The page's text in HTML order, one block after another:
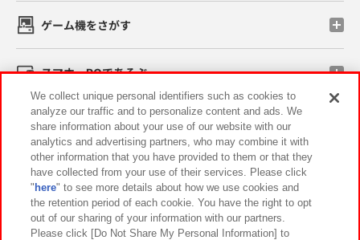
ゲーム機をさがす
スマホ・PCであそぶ
イベント・キャンペーン
関連会社 サステナビリティ サイトポリシー
プライバシーポリシー ウェブアクセシビリティ方針と検証結果
We collect unique personal identifiers such as cookies to
analyze our traffic and to personalize content and ads. We
share information about your use of our website with our
analytics and advertising partners, who may combine it with
other information that you have provided to them or that they
have collected from your use of their services. Please click
" here" to see more details about how we use cookies and
the retention period of each cookie. You have the right to opt
out of our sharing of your information with our partners.
Please click [Do Not Share My Personal Information] to